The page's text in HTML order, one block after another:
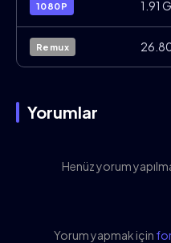
1080P 1.91
Remux
Yorumlar
Henüz yorum
Yorum yapmak için